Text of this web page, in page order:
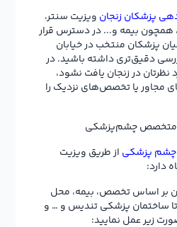
پزشکان زنجان ویزیت سنتر،
همچون بیمه و... در دسترس قرار
پزشکان منتخب در خیابان
دقیق‌تری داشته باشید. در
در زنجان یافت نشود،
مجاور یا تخصص‌های نزدیک را
متخصص چشم‌پزشکی
چشم پزشکی از طریق ویزیت
دارد:
بر اساس تخصص، بیمه، محل
ساختمان پزشکی تندیس و … و
زیر عمل نمایید: